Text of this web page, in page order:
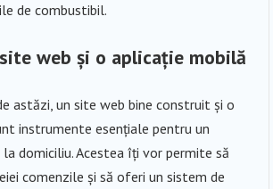
de combustibil.
web și o aplicație mobilă
astăzi, un site web bine construit și o
instrumente esențiale pentru un
la domiciliu. Acestea îți vor permite să
comenzile și să oferi un sistem de